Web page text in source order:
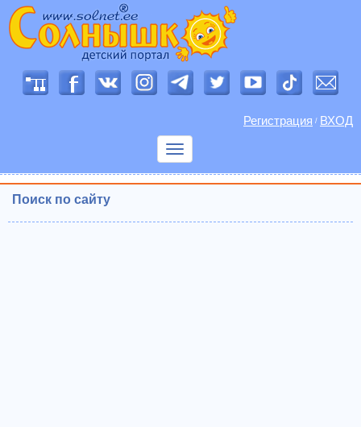
Регистрация / ВХОД
Показать
Поиск по сайту